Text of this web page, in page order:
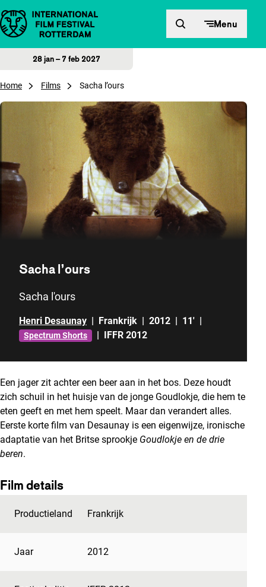
Direct naar inhoud Menu
28 jan – 7 feb 2027
Home Films Sacha l’ours
Sacha l’ours
Sacha l'ours
Henri Desaunay | Frankrijk | 2012 | 11' |
Spectrum Shorts | IFFR 2012
Een jager zit achter een beer aan in het bos. Deze houdt
zich schuil in het huisje van de jonge Goudlokje, die hem te
eten geeft en met hem speelt. Maar dan verandert alles.
Eerste korte film van Desaunay is een eigenwijze, ironische
adaptatie van het Britse sprookje Goudlokje en de drie
beren.
Film details
Productieland Frankrijk
Jaar 2012